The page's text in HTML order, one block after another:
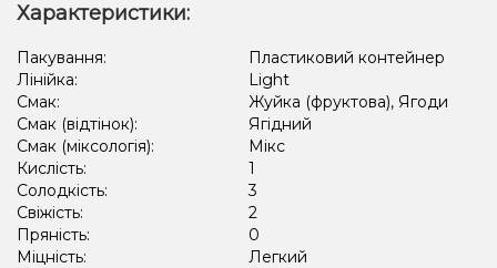
Лимонад, Огірок Ожина, Желейки
Банан, Горіх, Пиріг/Кондитерка М'ята, Ягоди
Вишня/Черешня, Полуниця, Малина
Характеристики:
Пакування:
Пластиковий контейнер
Лінійка:
Light
Смак:
Жуйка (фруктова), Ягоди
Смак (відтінок):
Ягідний
Смак (міксологія):
Мікс
Кислість:
1
Солодкість:
3
Свіжість:
2
Пряність:
0
Міцність:
Легкий